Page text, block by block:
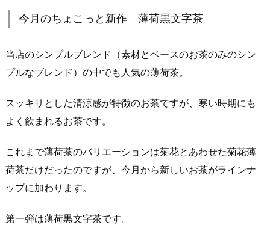
今月のちょこっと新作 薄荷黒文字茶
当店のシンプルブレンド（素材とベースのお茶のみのシン
プルなブレンド）の中でも人気の薄荷茶。
スッキリとした清涼感が特徴のお茶ですが、寒い時期にも
よく飲まれるお茶です。
これまで薄荷茶のバリエーションは菊花とあわせた菊花薄
荷茶だけだったのですが、今月から新しいお茶がラインナ
ップに加わります。
第一弾は薄荷黒文字茶です。